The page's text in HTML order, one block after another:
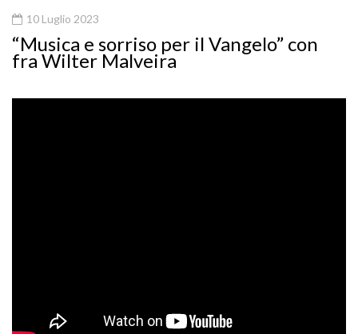
10 Luglio 2023
“Musica e sorriso per il Vangelo” con
fra Wilter Malveira